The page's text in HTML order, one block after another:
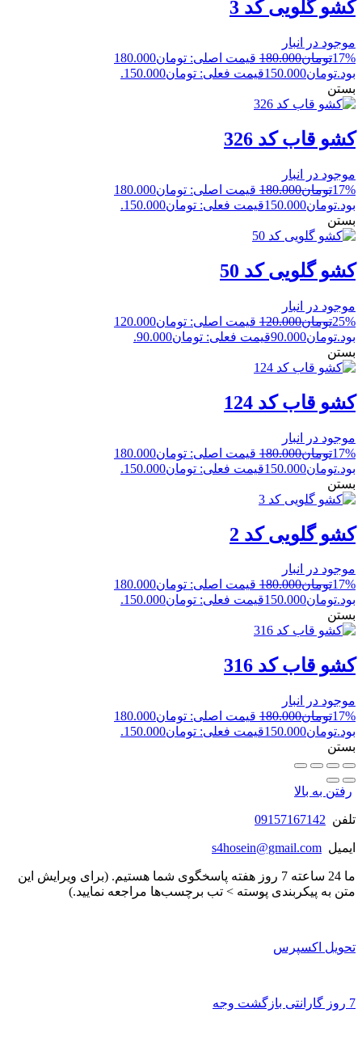
کشو گلویی کد 3
موجود در انبار
17%تومان180.000
قیمت اصلی: تومان180.000
بود.تومان150.000قیمت فعلی: تومان150.000.
بستن
کشو قاب کد 326
موجود در انبار
17%تومان180.000
قیمت اصلی: تومان180.000
بود.تومان150.000قیمت فعلی: تومان150.000.
بستن
کشو گلویی کد 50
موجود در انبار
25%تومان120.000
قیمت اصلی: تومان120.000
بود.تومان90.000قیمت فعلی: تومان90.000.
بستن
کشو قاب کد 124
موجود در انبار
17%تومان180.000
قیمت اصلی: تومان180.000
بود.تومان150.000قیمت فعلی: تومان150.000.
بستن
کشو گلویی کد 2
موجود در انبار
17%تومان180.000
قیمت اصلی: تومان180.000
بود.تومان150.000قیمت فعلی: تومان150.000.
بستن
کشو قاب کد 316
موجود در انبار
17%تومان180.000
قیمت اصلی: تومان180.000
بود.تومان150.000قیمت فعلی: تومان150.000.
بستن
رفتن به بالا
تلفن 09157167142
ایمیل s4hosein@gmail.com
ما 24 ساعته 7 روز هفته پاسخگوی شما هستیم. (برای ویرایش این
متن به پیکربندی پوسته > تب برچسب‌ها مراجعه نمایید.)
تحویل اکسپرس
7 روز گارانتی بازگشت وجه